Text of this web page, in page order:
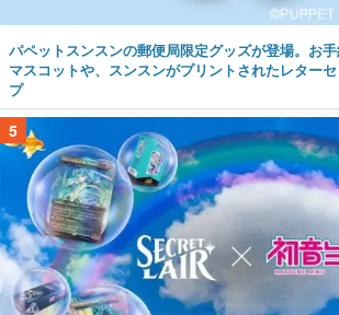
パペットスンスンの郵便局限定グッズが登場。お
マスコットや、スンスンがプリントされたレター
プ
5